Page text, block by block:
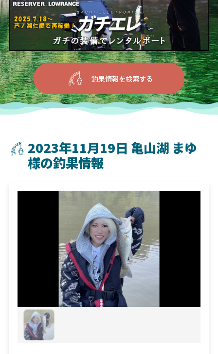
釣果情報を検索する
2023年11月19日 亀山湖 まゆ
様の釣果情報